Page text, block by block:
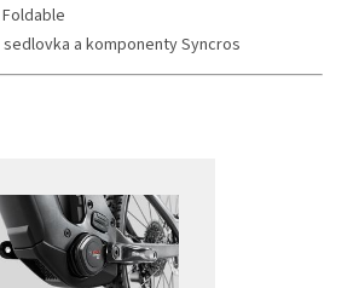
a komponenty Syncros